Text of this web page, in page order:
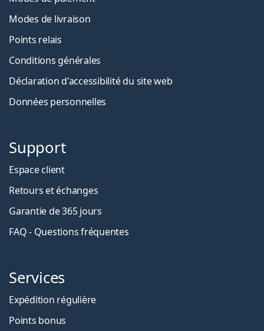
Modes de livraison
Points relais
Conditions générales
Déclaration d'accessibilité du site web
Données personnelles
Support
Espace client
Retours et échanges
Garantie de 365 jours
FAQ - Questions fréquentes
Services
Expédition régulière
Points bonus